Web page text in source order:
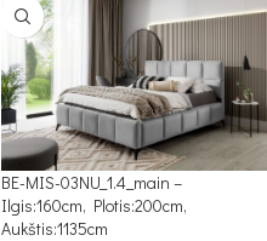
BE-MIS-03NU_1.4_main –
Ilgis:160cm, Plotis:200cm,
Aukštis:1135cm